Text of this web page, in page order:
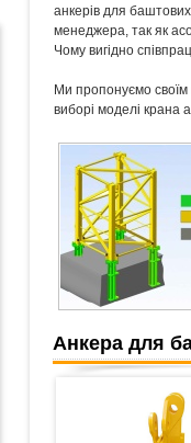
анкерів для
менеджера, так як
Чому вигідно
Ми пропонуємо своїм
виборі моделі крана
Анкера для